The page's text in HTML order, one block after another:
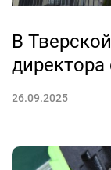
В
директора
26.09.2025